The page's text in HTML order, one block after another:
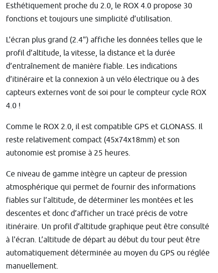
Esthétiquement proche du 2.0, le ROX 4.0 propose 30
fonctions et toujours une simplicité d’utilisation.
L'écran plus grand (2.4") affiche les données telles que le
profil d’altitude, la vitesse, la distance et la durée
d’entraînement de manière fiable. Les indications
d’itinéraire et la connexion à un vélo électrique ou à des
capteurs externes vont de soi pour le compteur cycle ROX
4.0 !
Comme le ROX 2.0, il est compatible GPS et GLONASS. Il
reste relativement compact (45x74x18mm) et son
autonomie est promise à 25 heures.
Ce niveau de gamme intègre un capteur de pression
atmosphérique qui permet de fournir des informations
fiables sur l’altitude, de déterminer les montées et les
descentes et donc d’afficher un tracé précis de votre
itinéraire. Un profil d’altitude graphique peut être consulté
à l'écran. L’altitude de départ au début du tour peut être
automatiquement déterminée au moyen du GPS ou réglée
manuellement.